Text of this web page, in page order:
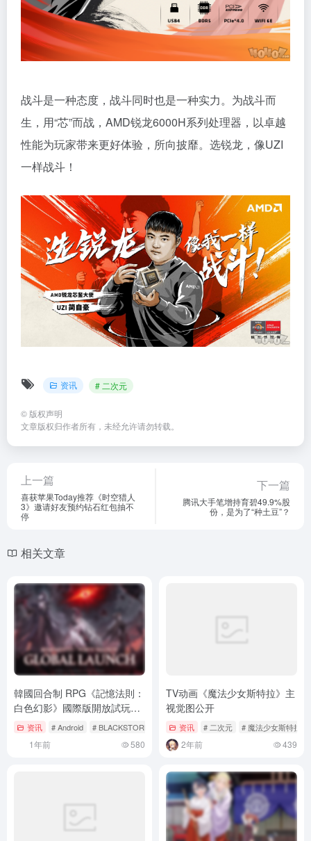
战斗是一种态度，战斗同时也是一种实力。为战斗而
生，用“芯”而战，AMD锐龙6000H系列处理器，以卓越
性能为玩家带来更好体验，所向披靡。选锐龙，像UZI
一样战斗！
资讯 # 二次元
© 版权声明
文章版权归作者所有，未经允许请勿转载。
上一篇
喜获苹果Today推荐《时空猎人
3》邀请好友预约钻石红包抽不
停
下一篇
腾讯大手笔增持育碧49.9%股
份，是为了“种土豆”？
相关文章
韓國回合制 RPG《記憶法則：
白色幻影》國際版開放試玩！
日文版將於6月實施 CBT
资讯 # Android # BLACKSTORM # iOS
1年前 580
TV动画《魔法少女斯特拉》主
视觉图公开
资讯 # 二次元 # 魔法少女斯特拉
2年前 439